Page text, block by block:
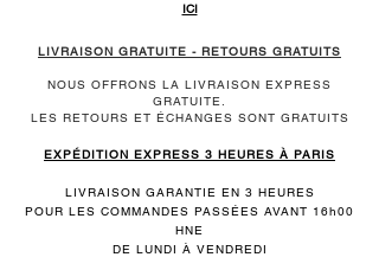
ICI
LIVRAISON GRATUITE - RETOURS GRATUITS
NOUS OFFRONS LA LIVRAISON EXPRESS
GRATUITE.
LES RETOURS ET ÉCHANGES SONT GRATUITS
EXPÉDITION EXPRESS 3 HEURES À PARIS
LIVRAISON GARANTIE EN 3 HEURES
POUR LES COMMANDES PASSÉES AVANT 16h00
HNE
DE LUNDI À VENDREDI